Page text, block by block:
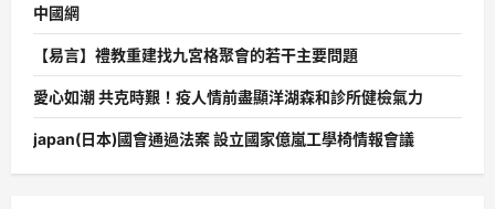
中國網
【易言】禮教重建找九宮格聚會的若干主要問題
愛心如潮 共克時艱！疫人情前盡顯洋湖森和診所健檢氣力
japan(日本)國會通過法案 設立國家億嵐工學椅情報會議